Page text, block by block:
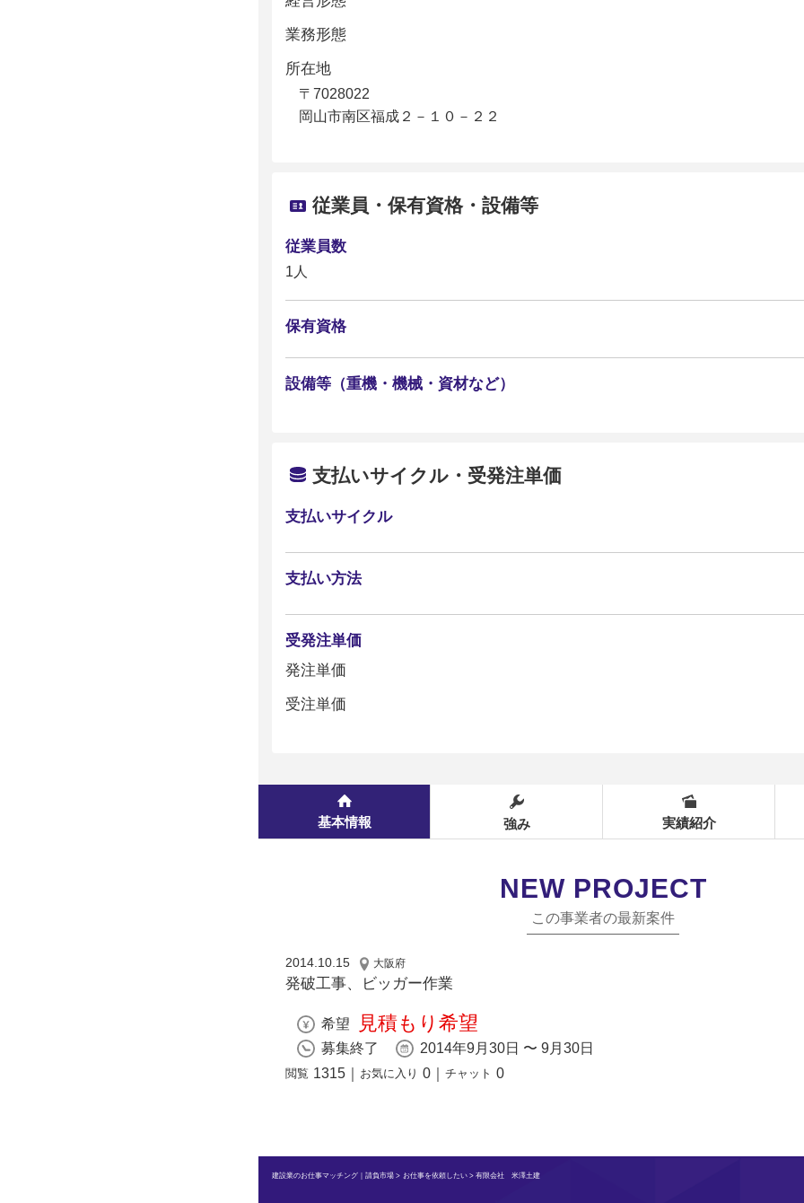
業務形態
所在地
〒7028022
岡山市南区福成２－１０－２２
従業員・保有資格・設備等
従業員数
1人
保有資格
設備等（重機・機械・資材など）
支払いサイクル・受発注単価
支払いサイクル
支払い方法
受発注単価
発注単価
受注単価
基本情報 強み 実績紹介
NEW PROJECT
この事業者の最新案件
2014.10.15 大阪府
発破工事、ビッガー作業
希望 見積もり希望
募集終了 2014年9月30日 〜 9月30日
閲覧 1315 お気に入り 0 チャット 0
建設業のお仕事マッチング｜請負市場 > お仕事を依頼したい> 有限会社 米澤土建